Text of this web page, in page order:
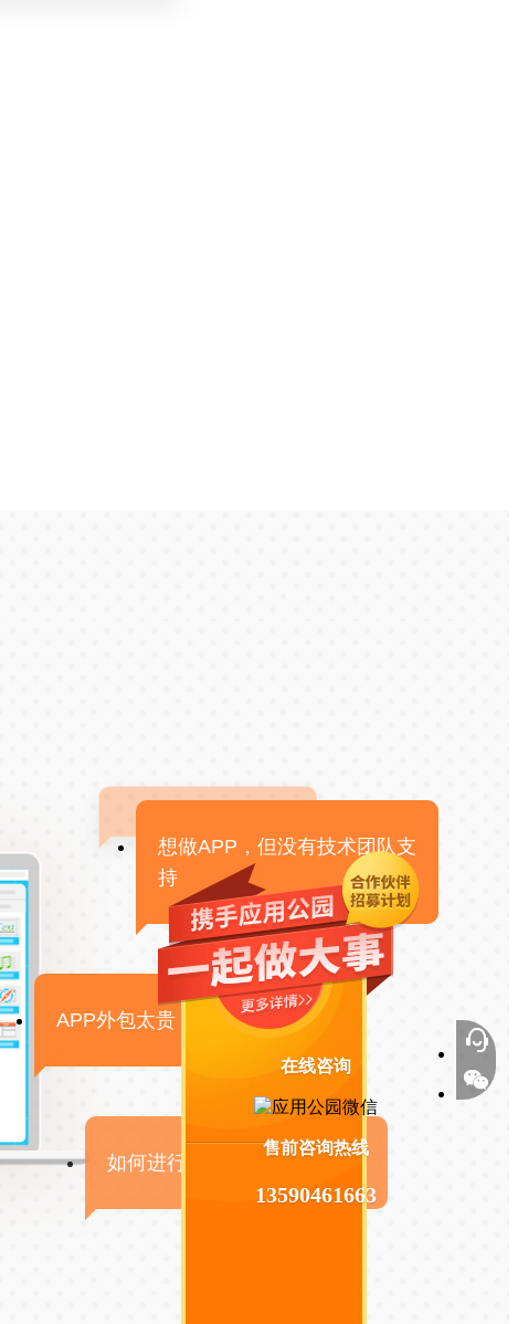
想做APP，但没有技术团队支
持
APP外包太贵，感觉不靠谱
如何进行手机APP商业变现？
在线咨询
售前咨询热线
13590461663